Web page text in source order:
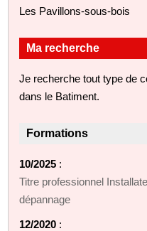
Les Pavillons-sous-bois
Ma recherche
Je recherche tout type de
dans le Batiment.
Formations
10/2025 :
Titre professionnel
dépannage
12/2020 :